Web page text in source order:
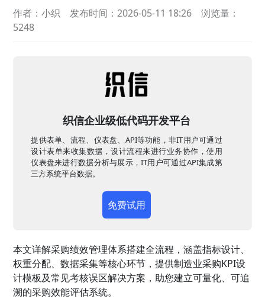
作者：小织 发布时间：2026-05-11 18:26
浏览量：
5248
织信企业级低代码开发平台
提供表单、流程、仪表盘、API等功能，非IT用户可通过
设计表单来收集数据，设计流程来进行业务协作，使用
仪表盘来进行数据分析与展示，IT用户可通过API集成第
三方系统平台数据。
免费试用
本文详解采购绩效管理体系搭建全流程，涵盖指标设计、
权重分配、数据采集等核心环节，提供制造业采购KPI设
计模板及常见考核误区解决方案，助您建立可量化、可追
溯的采购效能评估系统。